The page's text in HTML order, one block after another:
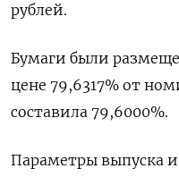
рублей.
Бумаги были
цене 79,6317% от
составила 79,6000%.
Параметры выпуска